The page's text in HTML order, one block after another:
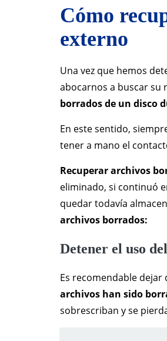
Cómo
externo
Una vez que hemos
abocarnos a buscar su
borrados de un disco
En este sentido,
tener a mano el
Recuperar archivos
eliminado, si continuó
quedar todavía
archivos borrados:
Detener el uso
Es recomendable
archivos han sido
sobrescriban y se